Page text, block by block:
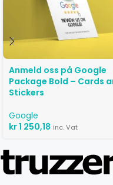
Anmeld oss ​​på Google
Package Bold – Cards
Stickers
Google
kr1 250,18 inc. Vat